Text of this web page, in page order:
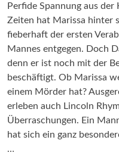
Perfide Spannung aus
Zeiten hat Marissa hinter
fieberhaft der ersten
Mannes entgegen. Doch
denn er ist noch mit der
beschäftigt. Ob Marissa
einem Mörder hat?
erleben auch Lincoln
Überraschungen. Ein
hat sich ein ganz
…